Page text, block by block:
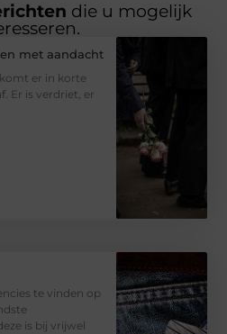
die u mogelijk
met aandacht
er in korte
Er is verdriet, er
te vinden op
is bij vrijwel